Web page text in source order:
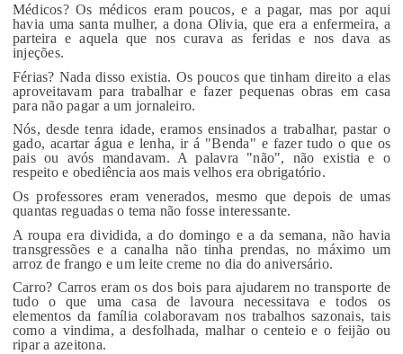
Médicos? Os médicos eram poucos, e a pagar, mas por aqui
havia uma santa mulher, a dona Olivia, que era a enfermeira, a
parteira e aquela que nos curava as feridas e nos dava as
injeções.
Férias? Nada disso existia. Os poucos que tinham direito a elas
aproveitavam para trabalhar e fazer pequenas obras em casa
para não pagar a um jornaleiro.
Nós, desde tenra idade, eramos ensinados a trabalhar, pastar o
gado, acartar água e lenha, ir á "Benda" e fazer tudo o que os
pais ou avós mandavam. A palavra "não", não existia e o
respeito e obediência aos mais velhos era obrigatório.
Os professores eram venerados, mesmo que depois de umas
quantas reguadas o tema não fosse interessante.
A roupa era dividida, a do domingo e a da semana, não havia
transgressões e a canalha não tinha prendas, no máximo um
arroz de frango e um leite creme no dia do aniversário.
Carro? Carros eram os dos bois para ajudarem no transporte de
tudo o que uma casa de lavoura necessitava e todos os
elementos da família colaboravam nos trabalhos sazonais, tais
como a vindima, a desfolhada, malhar o centeio e o feijão ou
ripar a azeitona.